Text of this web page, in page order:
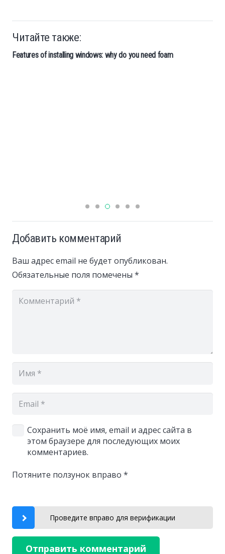
Читайте также:
Features of installing windows: why do you need foam
Добавить комментарий
Ваш адрес email не будет опубликован.
Обязательные поля помечены *
Сохранить моё имя, email и адрес сайта в
этом браузере для последующих моих
комментариев.
Потяните ползунок вправо *
Проведите вправо для верификации
Отправить комментарий